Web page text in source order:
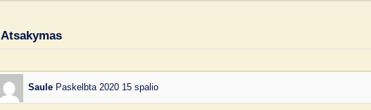
Atsakymas
Saule Paskelbta 2020 15 spalio